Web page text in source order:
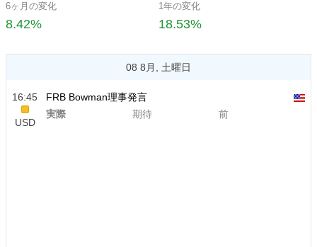
6ヶ月の変化
8.42%
1年の変化
18.53%
08 8月, 土曜日
16:45
USD
FRB Bowman理事発言
実際
期待 前